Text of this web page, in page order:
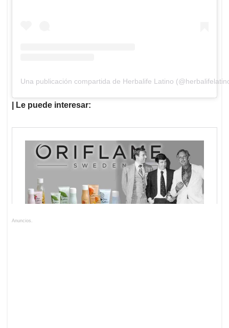
Una publicación compartida de Herbalife Latino
| Le puede interesar:
Anuncios.